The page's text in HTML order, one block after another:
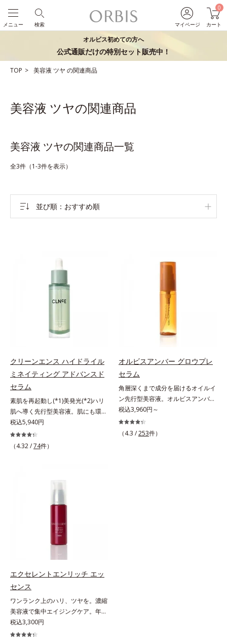
マイページ
0
カート
検索
メニュー
オルビス初めての方へ
公式通販だけの特別セット販売中！
TOP 美容液 ツヤ の関連商品
美容液 ツヤの関連商品
美容液 ツヤの関連商品一覧
全3件（1-3件を表示）
並び順 おすすめ順
クリーンエンス ハイドライル
ミネイティング アドバンスド
セラム
素肌を再起動し(*1)美発光(*2)ハリ
肌へ導く先行型美容液。肌にも環境
にも、いいことを——。
「CLEANENCE（クリーンエン
ス）」が目指すのは、まっさらな素
ップサイクル（そのまま再利用する
のではなく、商品としての価値を高
めるような加工を行う）」。不要と
いパワーを引き出し、サイエンスの
力でまっさらな素肌へと導くクリー
税込5,940円
（4.32 /74件）
オルビスアンバー グロウプレ
セラム
角層深くまで成分を届けるオイルイ
ン先行型美容液。オルビスアンバー
は、いつも⾃然体で美しくありたい
と願う⼤⼈世代に寄り添うブランド
です。年齢印象研究に基づいた肌サ
税込3,960円～
（4.3 /253件）
エクセレントエンリッチ エッ
センス
ワンランク上のハリ、ツヤを。濃縮
美容液で集中エイジングケア。年齢
を重ねた肌に、濃縮エッセンスがさ
らにワンランク上のエイジングケア
税込3,300円